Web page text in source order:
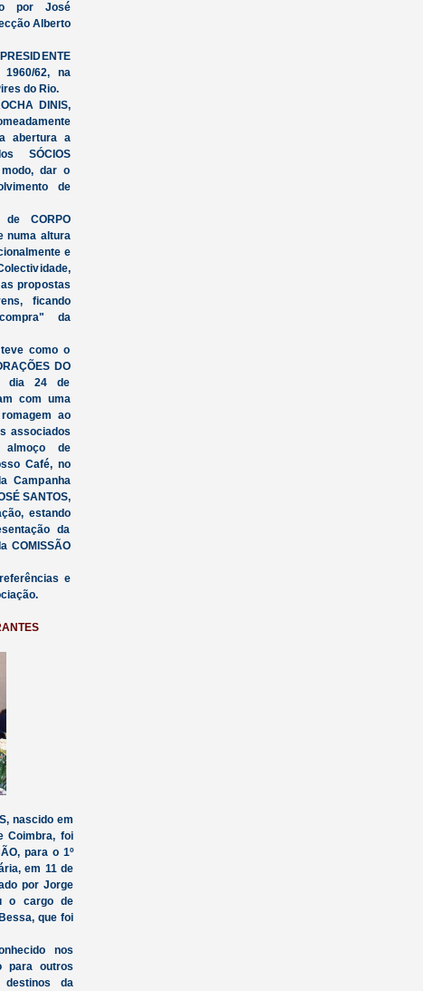
por José
Alberto
1960/62, na
do Rio.
DINIS,
abertura a
SÓCIOS
modo, dar o
de
de CORPO
numa altura
e
propostas
ficando
da
teve como o
DO
dia 24 de
com uma
ao
associados
de
Café, no
Campanha
SANTOS,
estando
da
COMISSÃO
e
nascido em
Coimbra, foi
para o 1º
em 11 de
por Jorge
o cargo de
que foi
nos
para outros
destinos da